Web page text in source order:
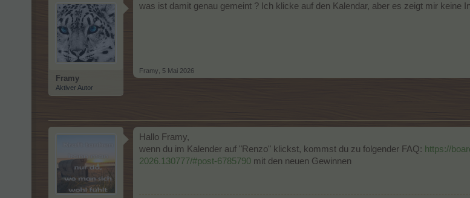
Framy
Aktiver Autor
was ist damit genau gemeint ? Ich klicke auf den Kalendar, aber es zeigt mir keine
Framy 5 Mai 2026
Hallo Framy,
wenn du im Kalender auf "Renzo" klickst, kommst du zu folgender FAQ: https://
2026.130777/#post-6785790 mit den neuen Gewinnen